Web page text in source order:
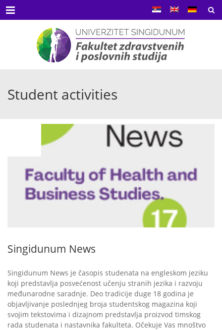
Menu
Student activities
Singidunum News
Singidunum News je časopis studenata na engleskom jeziku
koji predstavlja posvećenost učenju stranih jezika i razvoju
međunarodne saradnje. Deo tradicije duge 18 godina je
objavljivanje poslednjeg broja studentskog magazina koji
svojim tekstovima i dizajnom predstavlja proizvod timskog
rada studenata i nastavnika fakulteta. Očekuje Vas mnoštvo